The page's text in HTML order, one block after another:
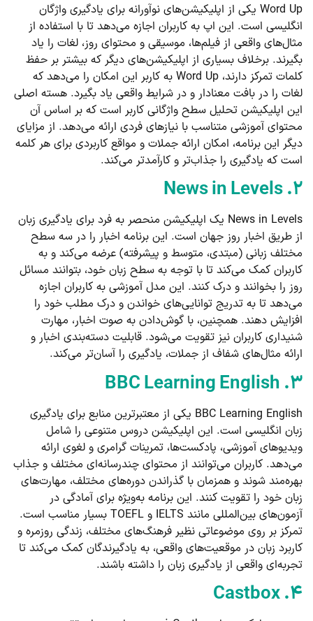
Word Up یکی از اپلیکیشن‌های نوآورانه برای یادگیری واژگان
انگلیسی است. این اپ به کاربران اجازه می‌دهد تا با استفاده از
مثال‌های واقعی از فیلم‌ها، موسیقی و محتوای روز، لغات را یاد
بگیرند. برخلاف بسیاری از اپلیکیشن‌های دیگر که بیشتر بر حفظ
کلمات تمرکز دارند، Word Up به کاربر این امکان را می‌دهد که
لغات را در بافت معنادار و در شرایط واقعی یاد بگیرد. هسته اصلی
این اپلیکیشن تحلیل سطح واژگانی کاربر است که بر اساس آن
محتوای آموزشی متناسب با نیازهای فردی ارائه می‌دهد. از مزایای
دیگر این برنامه، امکان ارائه جملات و مواقع کاربردی برای هر کلمه
است که یادگیری را جذاب‌تر و کارآمدتر می‌کند.
۲. News in Levels
News in Levels یک اپلیکیشن منحصر به فرد برای یادگیری زبان
از طریق اخبار روز جهان است. این برنامه اخبار را در سه سطح
مختلف زبانی (مبتدی، متوسط و پیشرفته) عرضه می‌کند و به
کاربران کمک می‌کند تا با توجه به سطح زبان خود، بتوانند مسائل
روز را بخوانند و درک کنند. این مدل آموزشی به کاربران اجازه
می‌دهد تا به تدریج توانایی‌های خواندن و درک مطلب خود را
افزایش دهند. همچنین، با گوش‌دادن به صوت اخبار، مهارت
شنیداری کاربران نیز تقویت می‌شود. قابلیت دسته‌بندی اخبار و
ارائه مثال‌های شفاف از جملات، یادگیری را آسان‌تر می‌کند.
۳. BBC Learning English
BBC Learning English یکی از معتبرترین منابع برای یادگیری
زبان انگلیسی است. این اپلیکیشن دروس متنوعی را شامل
ویدیوهای آموزشی، پادکست‌ها، تمرینات گرامری و لغوی ارائه
می‌دهد. کاربران می‌توانند از محتوای چندرسانه‌ای مختلف و جذاب
بهره‌مند شوند و همزمان با گذراندن دوره‌های مختلف، مهارت‌های
زبان خود را تقویت کنند. این برنامه به‌ویژه برای آمادگی در
آزمون‌های بین‌المللی مانند IELTS و TOEFL بسیار مناسب است.
تمرکز بر روی موضوعاتی نظیر فرهنگ‌های مختلف، زندگی روزمره و
کاربرد زبان در موقعیت‌های واقعی، به یادگیرندگان کمک می‌کند تا
تجربه‌ای واقعی از یادگیری زبان را داشته باشند.
۴. Castbox